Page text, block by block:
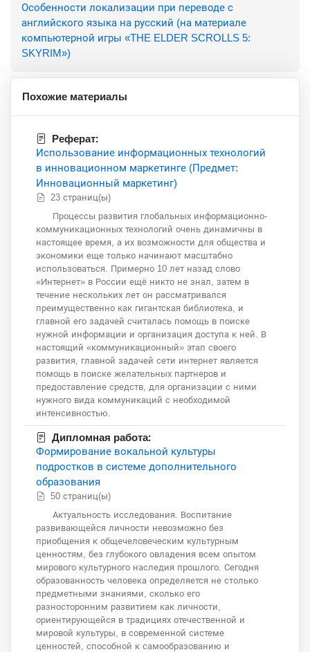
Особенности локализации при переводе с
английского языка на русский (на материале
компьютерной игры «THE ELDER SCROLLS 5:
SKYRIM»)
Похожие материалы
Реферат:
Использование информационных технологий
в инновационном маркетинге (Предмет:
Инновационный маркетинг)
23 страниц(ы)
Процессы развития глобальных информационно-
коммуникационных технологий очень динамичны в
настоящее время, а их возможности для общества и
экономики еще только начинают масштабно
использоваться. Примерно 10 лет назад слово
«Интернет» в России ещё никто не знал, затем в
течение нескольких лет он рассматривался
преимущественно как гигантская библиотека, и
главной его задачей считалась помощь в поиске
нужной информации и организация доступа к ней. В
настоящий «коммуникационный» этап своего
развития, главной задачей сети интернет является
помощь в поиске желательных партнеров и
предоставление средств, для организации с ними
нужного вида коммуникаций с необходимой
интенсивностью.
Дипломная работа:
Формирование вокальной культуры
подростков в системе дополнительного
образования
50 страниц(ы)
Актуальность исследования. Воспитание
развивающейся личности невозможно без
приобщения к общечеловеческим культурным
ценностям, без глубокого овладения всем опытом
мирового культурного наследия прошлого. Сегодня
образованность человека определяется не столько
предметными знаниями, сколько его
разносторонним развитием как личности,
ориентирующейся в традициях отечественной и
мировой культуры, в современной системе
ценностей, способной к самообразованию и